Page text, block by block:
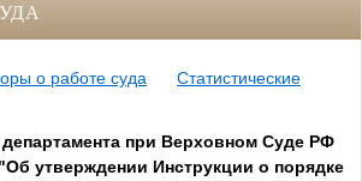
о работе суда
Статистические
при Верховном Суде РФ
утверждении Инструкции о порядке